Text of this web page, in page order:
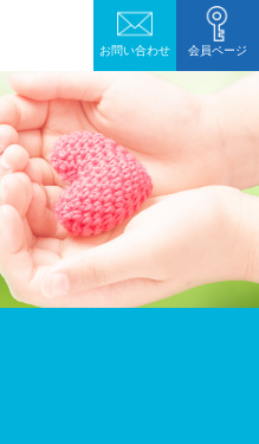
お問い合わせ 会員ページ